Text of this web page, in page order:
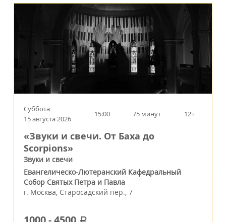
Суббота
15 августа 2026
15:00 75 минут 12+
«Звуки и свечи. От Баха до
Scorpions»
Звуки и свечи
Евангелическо-Лютеранский Кафедральный
Собор Святых Петра и Павла
г. Москва, Старосадский пер., 7
a